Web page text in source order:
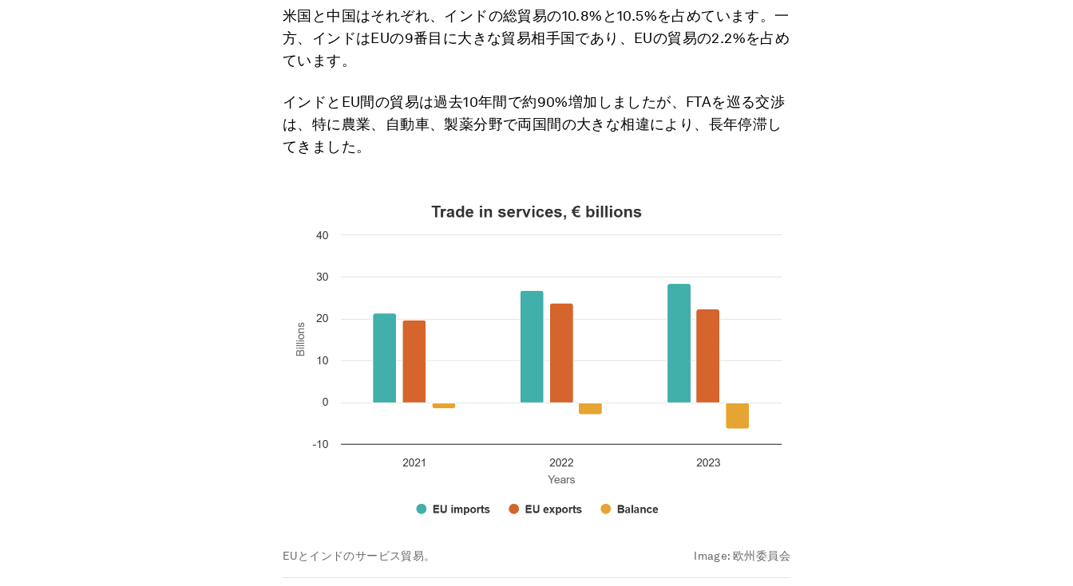
米国と中国はそれぞれ、インドの総貿易の10.8%と10.5%を占めています。一
方、インドはEUの9番目に大きな貿易相手国であり、EUの貿易の2.2%を占め
ています。
インドとEU間の貿易は過去10年間で約90%増加しましたが、FTAを巡る交渉
は、特に農業、自動車、製薬分野で両国間の大きな相違により、長年停滞し
てきました。
EUとインドのサービス貿易。 Image: 欧州委員会